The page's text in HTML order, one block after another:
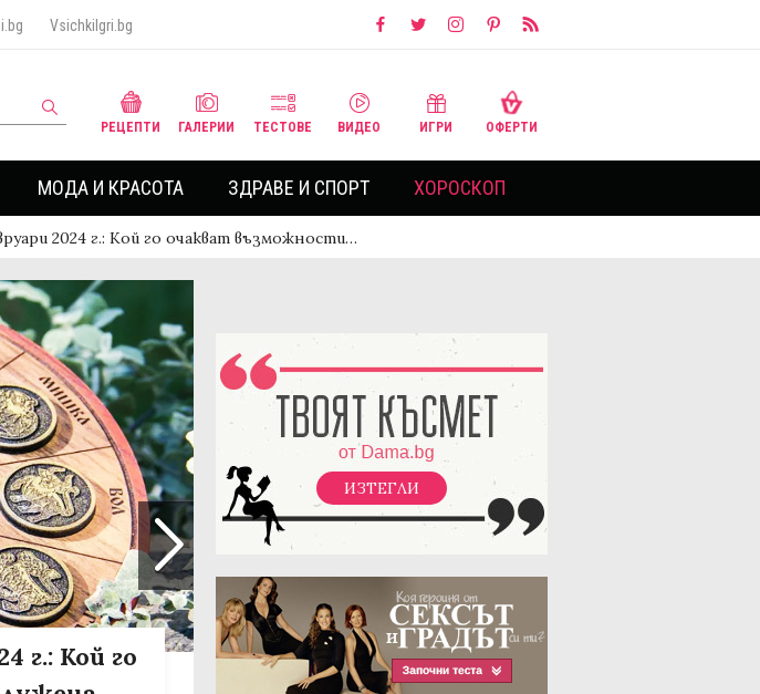
VsichkiIgri.bg
РЕЦЕПТИ ГАЛЕРИИ ТЕСТОВЕ ВИДЕО ИГРИ ОФЕРТИ
МОДА И КРАСОТА ЗДРАВЕ И СПОРТ ХОРОСКОП
2024 г.: Кой го очакват възможности…
г.: Кой го
ИЗТЕГЛИ